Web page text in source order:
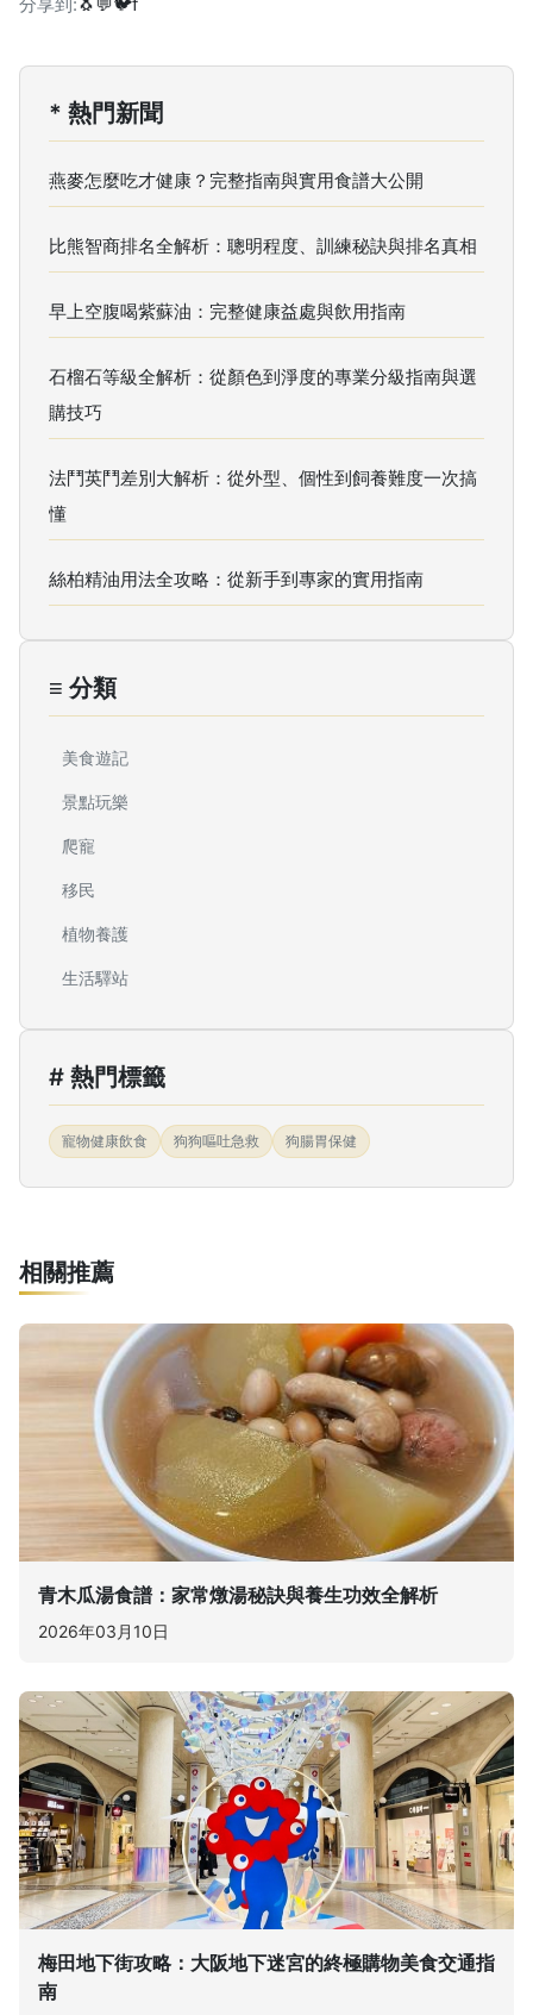
* 熱門新聞
燕麥怎麼吃才健康？完整指南與實用食譜大公開
比熊智商排名全解析：聰明程度、訓練秘訣與排名真相
早上空腹喝紫蘇油：完整健康益處與飲用指南
石榴石等級全解析：從顏色到淨度的專業分級指南與選
購技巧
法鬥英鬥差別大解析：從外型、個性到飼養難度一次搞
懂
絲柏精油用法全攻略：從新手到專家的實用指南
≡ 分類
美食遊記
景點玩樂
爬寵
移民
植物養護
生活驛站
# 熱門標籤
寵物健康飲食 狗狗嘔吐急救 狗腸胃保健
相關推薦
青木瓜湯食譜：家常燉湯秘訣與養生功效全解析
2026年03月10日
梅田地下街攻略：大阪地下迷宮的終極購物美食交通指
南